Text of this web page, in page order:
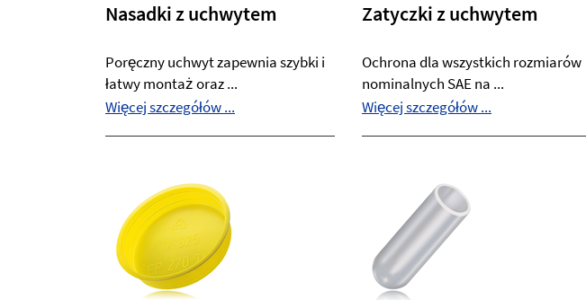
Nasadki z uchwytem
Poręczny uchwyt zapewnia szybki i
łatwy montaż oraz ...
Więcej szczegółów ...
Zatyczki z uchwytem
Ochrona dla wszystkich rozmiarów
nominalnych SAE na ...
Więcej szczegółów ...